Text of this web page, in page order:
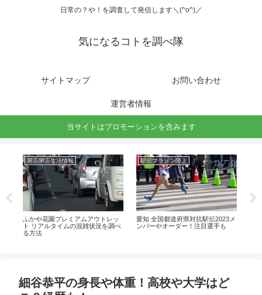
日常の？や！を調査して発信します＼(^o^)／
気になるコトを調べ隊
サイトマップ お問い合わせ
運営者情報
当サイトはプロモーションを含みます
開店閉店生活情報
ふかや花園プレミアムアウトレッ
ト リアルタイムの混雑状況を調べ
る方法
駅伝マラソン陸上
愛知 全国都道府県対抗駅伝2023メ
ンバーやオーダー！注目選手も
細谷恭平の身長や体重！高校や大学はど